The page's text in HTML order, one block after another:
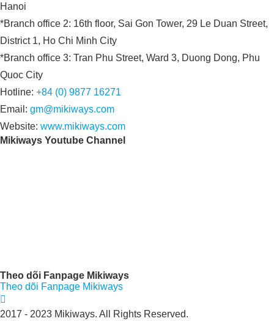
Hanoi
*Branch office 2: 16th floor, Sai Gon Tower, 29 Le Duan Street,
District 1, Ho Chi Minh City
*Branch office 3: Tran Phu Street, Ward 3, Duong Dong, Phu
Quoc City
Hotline: +84 (0) 9877 16271
Email: gm@mikiways.com
Website: www.mikiways.com
Mikiways Youtube Channel
Theo dõi Fanpage Mikiways
Theo dõi Fanpage Mikiways
2017 - 2023 Mikiways. All Rights Reserved.